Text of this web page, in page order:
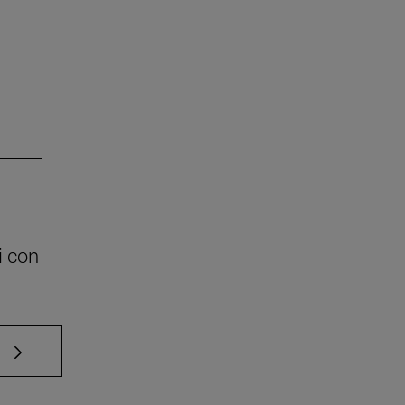
con
TAB para desplazarse.